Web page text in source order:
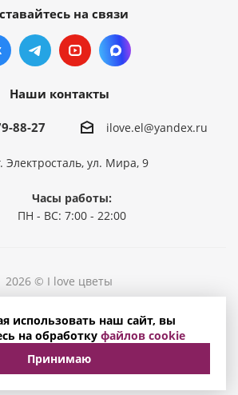
на связи
Наши контакты
88-27 ilove.el@yandex.ru
Электросталь, ул. Мира, 9
Часы работы:
ПН - ВС: 7:00 - 22:00
2026 © I love цветы
конфиденциальности
обработку персональных данных
использовать наш сайт, вы
на обработку файлов cookie
Принимаю